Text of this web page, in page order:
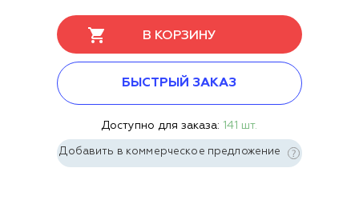
В КОРЗИНУ
БЫСТРЫЙ ЗАКАЗ
Доступно для заказа: 141 шт.
Добавить в коммерческое предложение